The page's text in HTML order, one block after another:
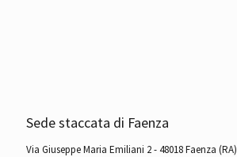
Sede staccata di Faenza
Via Giuseppe Maria Emiliani 2 - 48018 Faenza (RA)